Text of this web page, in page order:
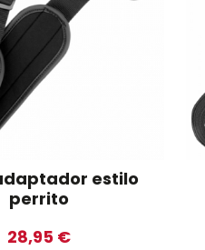
estilo
perrito
28,95 €